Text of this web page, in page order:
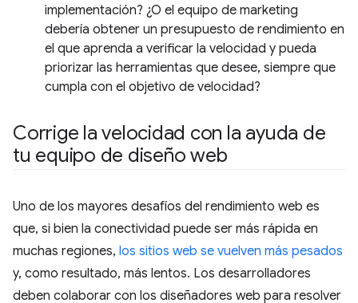
implementación? ¿O el equipo de marketing
debería obtener un presupuesto de rendimiento en
el que aprenda a verificar la velocidad y pueda
priorizar las herramientas que desee, siempre que
cumpla con el objetivo de velocidad?
Corrige la velocidad con la ayuda de
tu equipo de diseño web
Uno de los mayores desafíos del rendimiento web es
que, si bien la conectividad puede ser más rápida en
muchas regiones, los sitios web se vuelven más pesados
y, como resultado, más lentos. Los desarrolladores
deben colaborar con los diseñadores web para resolver